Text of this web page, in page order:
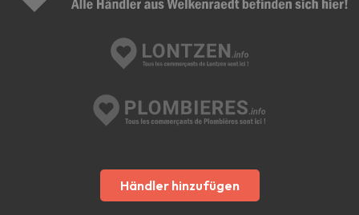
Händler hinzufügen